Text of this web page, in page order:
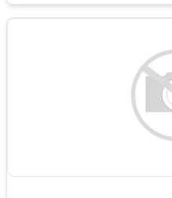
мпо,змп,мц2с,Тип: Редуктор